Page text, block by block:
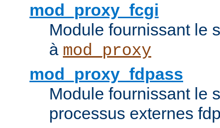
mod_proxy_fcgi
Module fournissant le
à mod_proxy
mod_proxy_fdpass
Module fournissant le
processus externes